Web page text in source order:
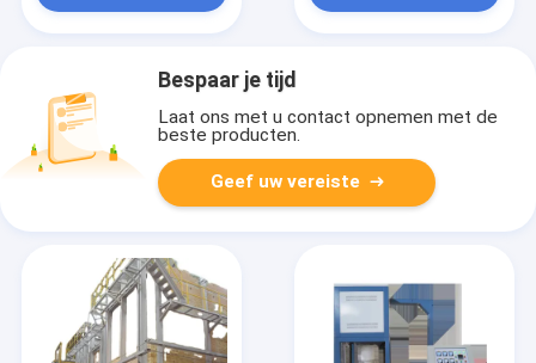
Bespaar je tijd
Laat ons met u contact opnemen met de
beste producten.
Geef uw vereiste